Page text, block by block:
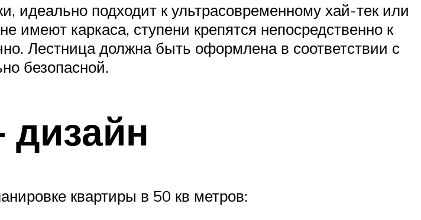
идеально подходит к ультрасовременному хай-тек или
имеют каркаса, ступени крепятся непосредственно к
Лестница должна быть оформлена в соответствии с
безопасной.
квартиры в 50 кв метров: